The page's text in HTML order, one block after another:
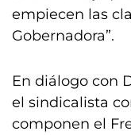
empiecen las
Gobernadora”.
En diálogo con
el sindicalista
componen el